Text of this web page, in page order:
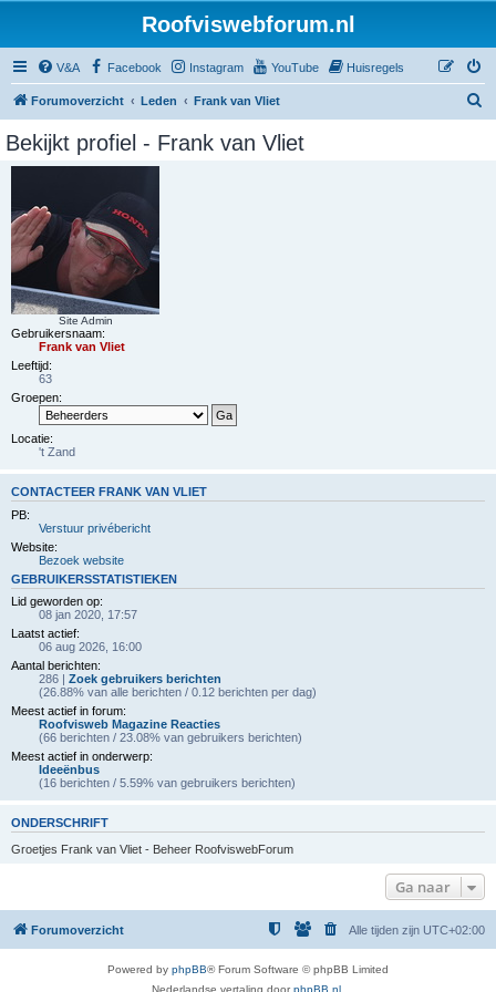
Roofviswebforum.nl
V&A Facebook Instagram YouTube Huisregels
Forumoverzicht Leden Frank van Vliet
Bekijkt profiel - Frank van Vliet
Site Admin
Gebruikersnaam:
Frank van Vliet
Leeftijd:
63
Groepen:
Locatie:
't Zand
CONTACTEER FRANK VAN VLIET
PB:
Verstuur privébericht
Website:
Bezoek website
GEBRUIKERSSTATISTIEKEN
Lid geworden op:
08 jan 2020, 17:57
Laatst actief:
06 aug 2026, 16:00
Aantal berichten:
286 | Zoek gebruikers berichten
(26.88% van alle berichten / 0.12 berichten per dag)
Meest actief in forum:
Roofvisweb Magazine Reacties
(66 berichten / 23.08% van gebruikers berichten)
Meest actief in onderwerp:
Ideeënbus
(16 berichten / 5.59% van gebruikers berichten)
ONDERSCHRIFT
Groetjes Frank van Vliet - Beheer RoofviswebForum
Ga naar
Forumoverzicht Alle tijden zijn UTC+02:00
Powered by phpBB® Forum Software © phpBB Limited
Nederlandse vertaling doorphpBB.nl